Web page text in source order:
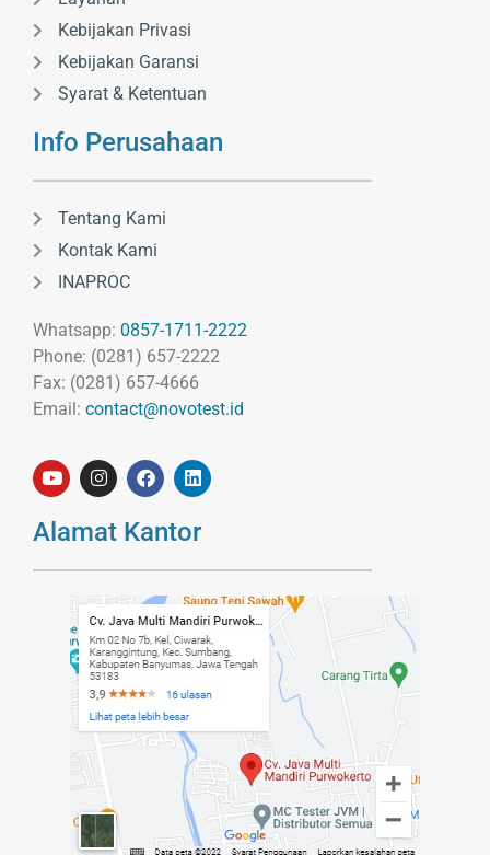
Kebijakan Privasi
Kebijakan Garansi
Syarat & Ketentuan
Info Perusahaan
Tentang Kami
Kontak Kami
INAPROC
Whatsapp: 0857-1711-2222
Phone: (0281) 657-2222
Fax: (0281) 657-4666
Email: contact@novotest.id
Alamat Kantor